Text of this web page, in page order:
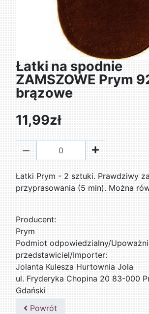
Łatki na spodnie
ZAMSZOWE Prym
brązowe
11,99zł
Łatki Prym - 2 sztuki. Prawdziwy
przyprasowania (5 min). Można
Producent:
Prym
Podmiot odpowiedzialny/
przedstawiciel/Importer:
Jolanta Kulesza Hurtownia Jola
ul. Fryderyka Chopina 20 83-000
Gdański
502047435
Powrót